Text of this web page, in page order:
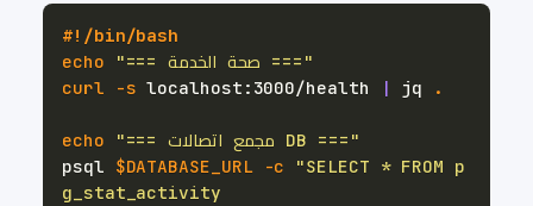
#!/bin/bash
echo
"=== صحة الخدمة ==="
curl
-s localhost:3000/health | jq .
echo
"=== مجمع اتصالات DB ==="
psql $DATABASE_URL -c
"SELECT * FROM p